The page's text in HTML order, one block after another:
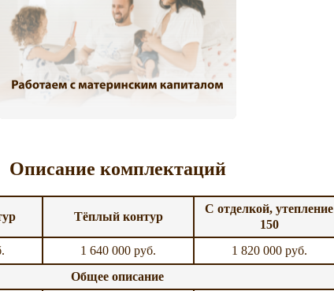
Описание комплектаций
Тёплый контур
С отделкой, утепление
150
1 640 000 руб. 1 820 000 руб.
Общее описание